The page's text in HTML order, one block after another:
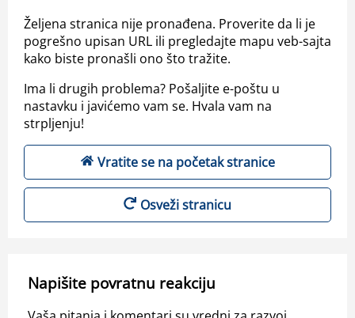
Željena stranica nije pronađena. Proverite da li je
pogrešno upisan URL ili pregledajte mapu veb-sajta
kako biste pronašli ono što tražite.
Ima li drugih problema? Pošaljite e-poštu u
nastavku i javićemo vam se. Hvala vam na
strpljenju!
Vratite se na početak stranice
Osveži stranicu
Napišite povratnu reakciju